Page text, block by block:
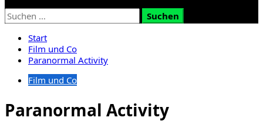
Suchen
nach:
Start
Film und Co
Paranormal Activity
Film und Co
Paranormal Activity